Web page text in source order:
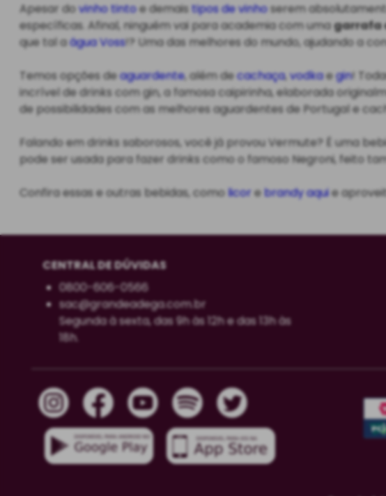
Apesar dovinho tintoe demaistipos de vinhoserem
específicas. Afinal, ninguém vai para academia com umagarrafa
que tal aágua Voss!? Uma das melhores do mundo, ajudando a
Temos opções deaguardente, além decachaça, vodkaegin!
incrível de drinks com gin, a famosa caipirinha, elaborada
de possibilidades com as melhores aguardentes de Portugal e
Falando em drinks saborosos, você já provou Vermute? É uma
pode ser usada para fazer drinks como o famoso Negroni, feito
Confira essas e outras bebidas, comolicor ebrandyaquie
CENTRAL DE DÚVIDAS
0800-606-0566
sac@grandeadega.com.br
Segunda à sexta, das 9h às 12h e das 13h às
18h.